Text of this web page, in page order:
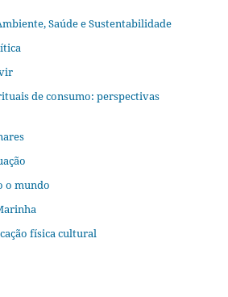
Saúde e Sustentabilidade
de consumo: perspectivas
o mundo
física cultural